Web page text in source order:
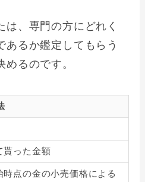
は、専門の方にどれく
あるか鑑定してもらう
るのです。
貰った金額
点の金の小売価格による